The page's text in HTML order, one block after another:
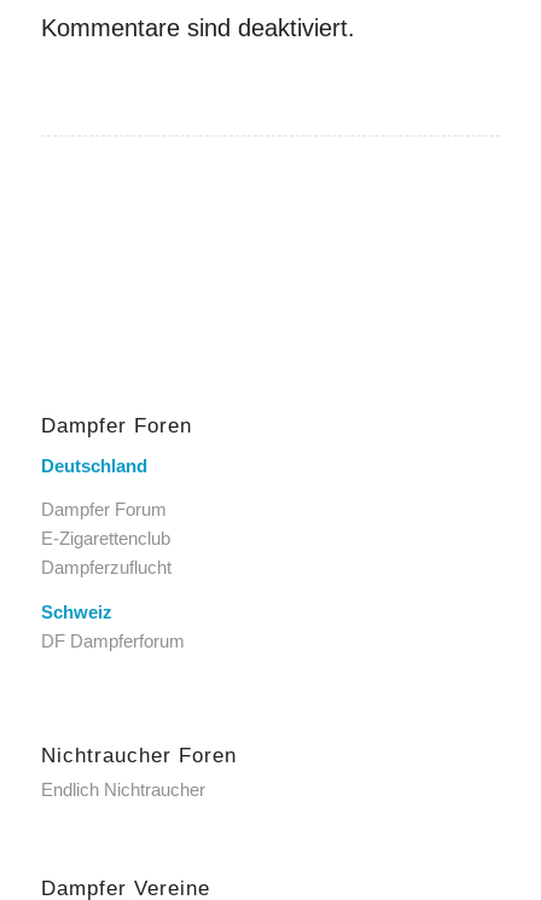
Kommentare sind deaktiviert.
Dampfer Foren
Deutschland
Dampfer Forum
E-Zigarettenclub
Dampferzuflucht
Schweiz
DF Dampferforum
Nichtraucher Foren
Endlich Nichtraucher
Dampfer Vereine